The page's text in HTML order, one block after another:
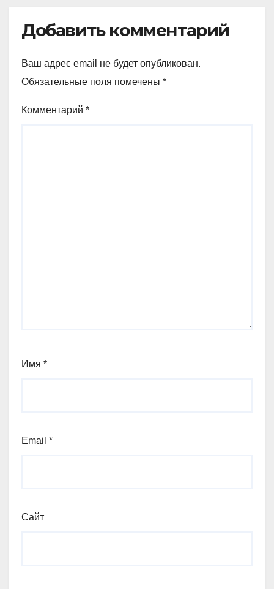
Добавить комментарий
Ваш адрес email не будет опубликован.
Обязательные поля помечены *
Комментарий *
Имя *
Email *
Сайт